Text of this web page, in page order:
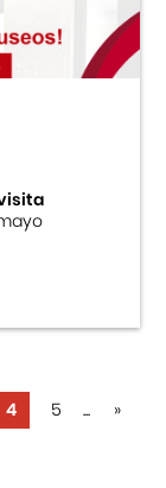
4 5 ... »